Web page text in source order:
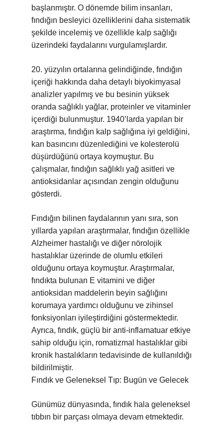
başlanmıştır. O dönemde bilim insanları,
fındığın besleyici özelliklerini daha sistematik
şekilde incelemiş ve özellikle kalp sağlığı
üzerindeki faydalarını vurgulamışlardır.
20. yüzyılın ortalarına gelindiğinde, fındığın
içeriği hakkında daha detaylı biyokimyasal
analizler yapılmış ve bu besinin yüksek
oranda sağlıklı yağlar, proteinler ve vitaminler
içerdiği bulunmuştur. 1940’larda yapılan bir
araştırma, fındığın kalp sağlığına iyi geldiğini,
kan basıncını düzenlediğini ve kolesterolü
düşürdüğünü ortaya koymuştur. Bu
çalışmalar, fındığın sağlıklı yağ asitleri ve
antioksidanlar açısından zengin olduğunu
gösterdi.
Fındığın bilinen faydalarının yanı sıra, son
yıllarda yapılan araştırmalar, fındığın özellikle
Alzheimer hastalığı ve diğer nörolojik
hastalıklar üzerinde de olumlu etkileri
olduğunu ortaya koymuştur. Araştırmalar,
fındıkta bulunan E vitamini ve diğer
antioksidan maddelerin beyin sağlığını
korumaya yardımcı olduğunu ve zihinsel
fonksiyonları iyileştirdiğini göstermektedir.
Ayrıca, fındık, güçlü bir anti-inflamatuar etkiye
sahip olduğu için, romatizmal hastalıklar gibi
kronik hastalıkların tedavisinde de kullanıldığı
bildirilmiştir.
Fındık ve Geleneksel Tıp: Bugün ve Gelecek
Günümüz dünyasında, fındık hala geleneksel
tıbbın bir parçası olmaya devam etmektedir.